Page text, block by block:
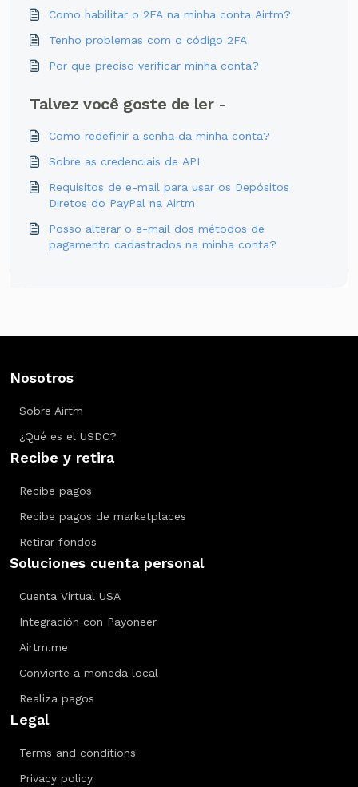
Como habilitar o 2FA na minha conta Airtm?
Tenho problemas com o código 2FA
Por que preciso verificar minha conta?
Talvez você goste de ler -
Como redefinir a senha da minha conta?
Sobre as credenciais de API
Requisitos de e-mail para usar os Depósitos
Diretos do PayPal na Airtm
Posso alterar o e-mail dos métodos de
pagamento cadastrados na minha conta?
Nosotros
Sobre Airtm
¿Qué es el USDC?
Recibe y retira
Recibe pagos
Recibe pagos de marketplaces
Retirar fondos
Soluciones cuenta personal
Cuenta Virtual USA
Integración con Payoneer
Airtm.me
Convierte a moneda local
Realiza pagos
Legal
Terms and conditions
Privacy policy